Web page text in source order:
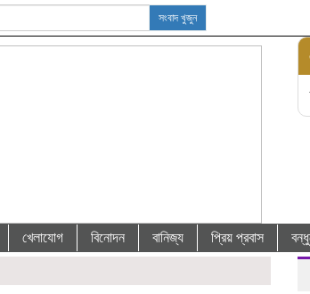
সংবাদ খুজুন
খেলাযোগ বিনোদন বানিজ্য প্রিয় প্রবাস